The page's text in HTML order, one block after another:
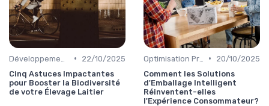
•
22/10/2025
Cinq Astuces Impactantes
pour Booster la Biodiversité
de votre Élevage Laitier
•
20/10/2025
Comment les Solutions
d'Emballage Intelligent
Réinventent-elles
l'Expérience Consommateur?